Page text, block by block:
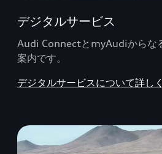
デジタルサービス
Audi ConnectとmyAudiからな
案内です。
デジタルサービスについて詳し